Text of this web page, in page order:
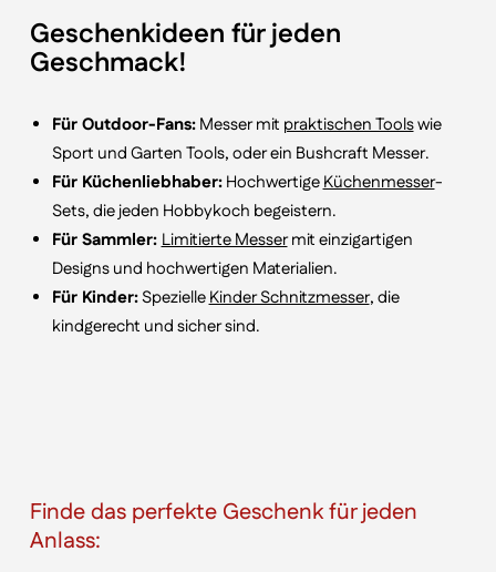
Geschenkideen für jeden
Geschmack!
Für Outdoor-Fans:Messer mit praktischen Toolswie
Sport und Garten Tools, oder ein Bushcraft Messer.
Für Küchenliebhaber:HochwertigeKüchenmesser-
Sets, die jeden Hobbykoch begeistern.
Für Sammler: Limitierte Messermit einzigartigen
Designs und hochwertigen Materialien.
Für Kinder:SpezielleKinder Schnitzmesser, die
kindgerecht und sicher sind.
Finde das perfekte Geschenk für jeden
Anlass: